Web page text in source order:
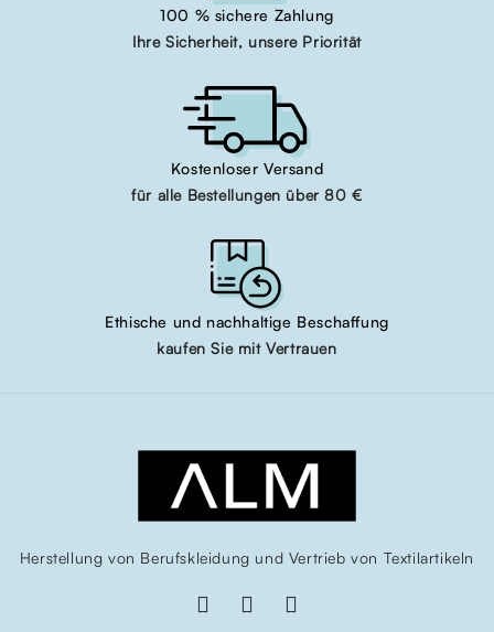
100 % sichere Zahlung
Ihre Sicherheit, unsere Priorität
Kostenloser Versand
für alle Bestellungen über 80 €
Ethische und nachhaltige Beschaffung
kaufen Sie mit Vertrauen
Herstellung von Berufskleidung und Vertrieb von Textilartikeln